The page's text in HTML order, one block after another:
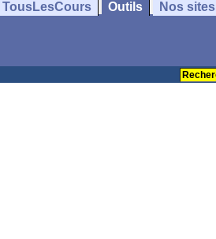
TousLesCours Outils Nos sites